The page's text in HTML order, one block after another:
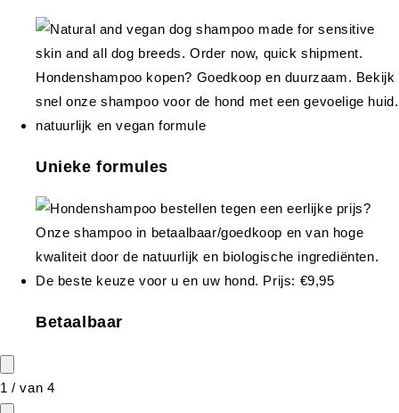
Unieke formules
Betaalbaar
1 /van 4